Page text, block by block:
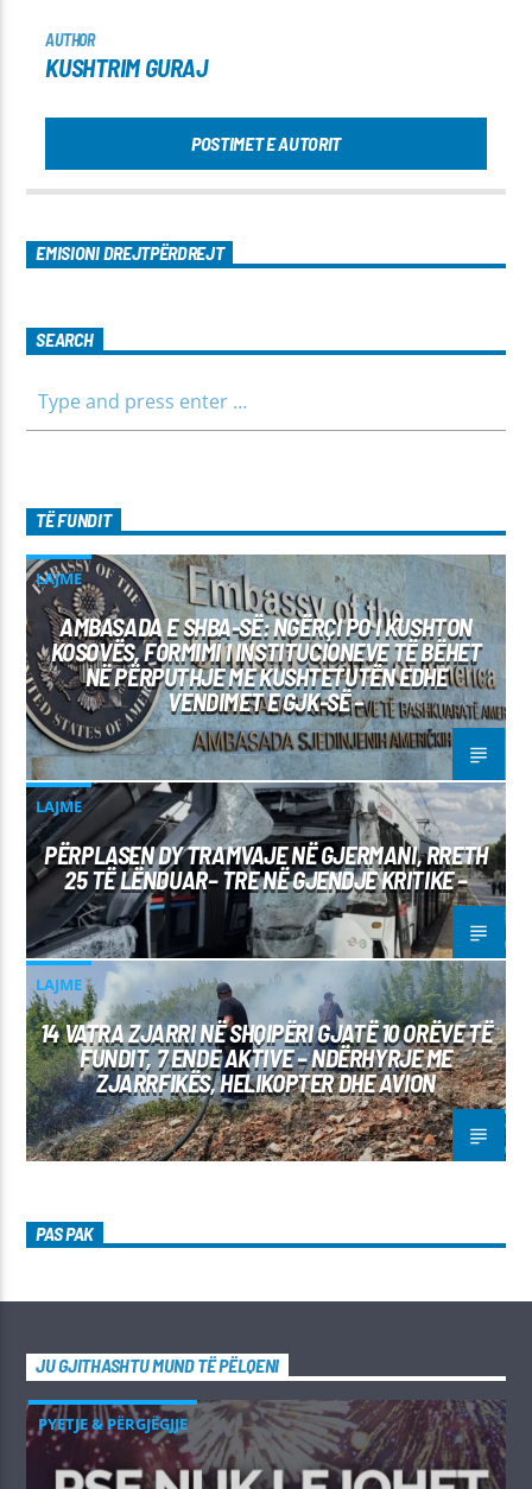
AUTHOR
KUSHTRIM GURAJ
POSTIMET E AUTORIT
EMISIONI DREJTPËRDREJT
SEARCH
TË FUNDIT
LAJME
AMBASADA E SHBA-SË: NGËRÇI PO I KUSHTON
KOSOVËS, FORMIMI I INSTITUCIONEVE TË BËHET
NË PËRPUTHJE ME KUSHTETUTËN EDHE
VENDIMET E GJK-SË –
LAJME
PËRPLASEN DY TRAMVAJE NË GJERMANI, RRETH
25 TË LËNDUAR– TRE NË GJENDJE KRITIKE –
LAJME
14 VATRA ZJARRI NË SHQIPËRI GJATË 10 ORËVE TË
FUNDIT, 7 ENDE AKTIVE – NDËRHYRJE ME
ZJARRFIKËS, HELIKOPTER DHE AVION
PAS PAK
JU GJITHASHTU MUND TË PËLQENI
PYETJE & PËRGJËGJJE